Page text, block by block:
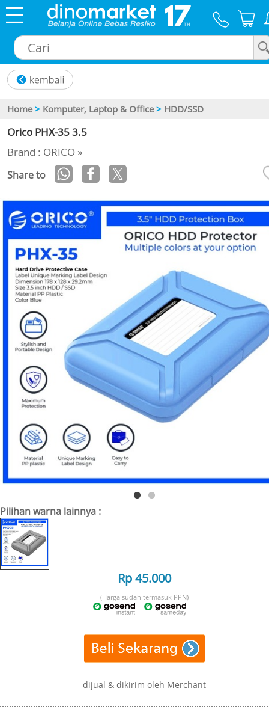
Home > Komputer, Laptop & Office > HDD/SSD
Orico PHX-35 3.5
Brand : ORICO »
Share to
Pilihan warna lainnya :
Rp 45.000
(Harga sudah termasuk PPN)
dijual & dikirim oleh Merchant